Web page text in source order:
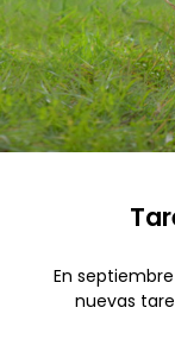
En
nuevas